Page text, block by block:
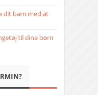
dit barn med at
til dine børn